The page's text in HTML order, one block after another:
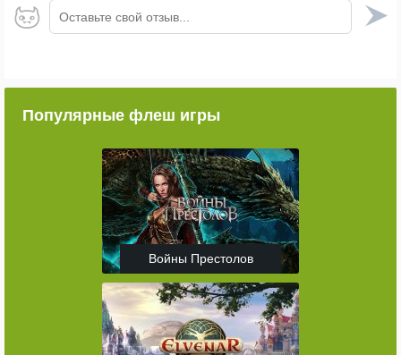
Оставьте свой отзыв...
Популярные флеш игры
Войны Престолов